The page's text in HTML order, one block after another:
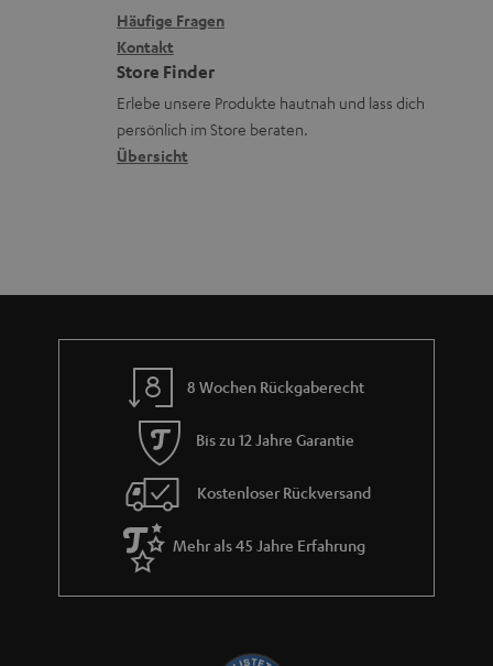
n
z
u
r
G
n
x
i
k
o
n
k
t
d
a
t
Häufige Fragen
Kontakt
Store Finder
Erlebe unsere Produkte hautnah und lass dich
persönlich im Store beraten.
Übersicht
8 Wochen Rückgaberecht
Bis zu 12 Jahre Garantie
Kostenloser Rückversand
Mehr als 45 Jahre Erfahrung